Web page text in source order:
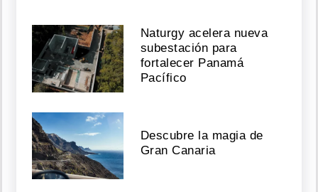
Naturgy acelera nueva
subestación para
fortalecer Panamá
Pacífico
Descubre la magia de
Gran Canaria